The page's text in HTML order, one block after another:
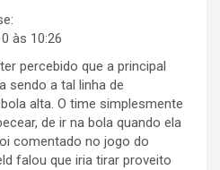
às 10:26
percebido que a principal
sendo a tal linha de
alta. O time simplesmente
de ir na bola quando ela
comentado no jogo do
falou que iria tirar proveito